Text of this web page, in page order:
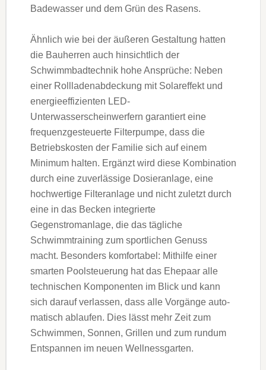
Badewasser und dem Grün des Rasens.
Ähnlich wie bei der äußeren Gestaltung hatten
die Bauherren auch hinsichtlich der
Schwimmbadtechnik hohe Ansprüche: Neben
einer Rollladenabdeckung mit Solareffekt und
energieeffizienten LED-
Unterwasserscheinwerfern garantiert eine
frequenzgesteuerte Filterpumpe, dass die
Betriebskosten der Familie sich auf einem
Minimum halten. Ergänzt wird diese Kombination
durch eine zuverlässige Dosieranlage, eine
hochwertige Filteranlage und nicht zuletzt durch
eine in das Becken integrierte
Gegenstromanlage, die das tägliche
Schwimmtraining zum sportlichen Genuss
macht. Besonders komfortabel: Mithilfe einer
smarten Poolsteuerung hat das Ehepaar alle
technischen Komponenten im Blick und kann
sich darauf verlassen, dass alle Vorgänge auto-
matisch ablaufen. Dies lässt mehr Zeit zum
Schwimmen, Sonnen, Grillen und zum rundum
Entspannen im neuen Wellnessgarten.